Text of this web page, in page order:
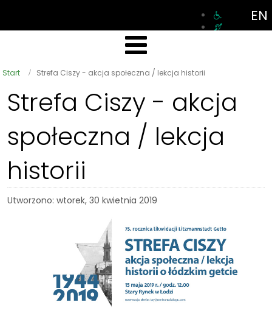
EN
Start Strefa Ciszy - akcja społeczna / lekcja historii
Strefa Ciszy - akcja
społeczna / lekcja
historii
Utworzono: wtorek, 30 kwietnia 2019